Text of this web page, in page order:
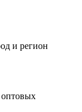
и регион